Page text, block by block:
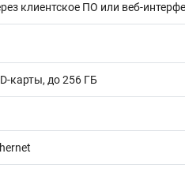
клиентское ПО или веб-
карты, до 256 ГБ